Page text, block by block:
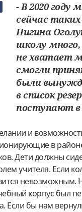
- В 2020 году
сейчас
Нигина
школу
не хватает
смогли
были
в список
поступают
и
в
Дети должны
учителя. Если
невозможным.
корпус был
Если бы нам